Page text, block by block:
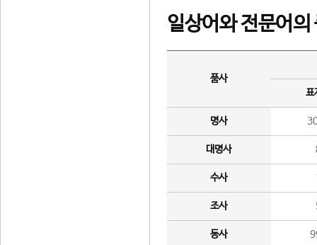
일상어와 전문어의
품사
표
명사
대명사
수사
조사
동사